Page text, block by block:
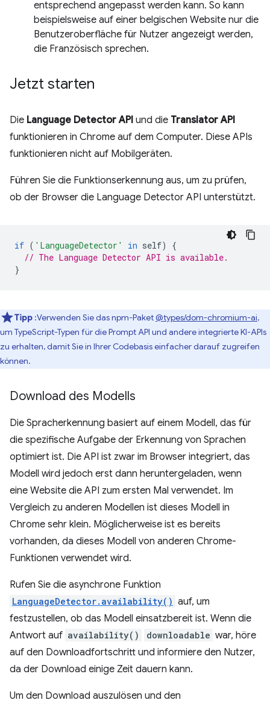
entsprechend angepasst werden kann. So kann
beispielsweise auf einer belgischen Website nur die
Benutzeroberfläche für Nutzer angezeigt werden,
die Französisch sprechen.
Jetzt starten
Die Language Detector API und die Translator API
funktionieren in Chrome auf dem Computer. Diese APIs
funktionieren nicht auf Mobilgeräten.
Führen Sie die Funktionserkennung aus, um zu prüfen,
ob der Browser die Language Detector API unterstützt.
if ( 'LanguageDetector' in self)
{
// The Language Detector API is available.
}
Tipp :Verwenden Sie das npm-Paket@types/dom-chromium-ai,
um TypeScript-Typen für die Prompt API und andere integrierte KI-APIs
zu erhalten, damit Sie in Ihrer Codebasis einfacher darauf zugreifen
können.
Download des Modells
Die Spracherkennung basiert auf einem Modell, das für
die spezifische Aufgabe der Erkennung von Sprachen
optimiert ist. Die API ist zwar im Browser integriert, das
Modell wird jedoch erst dann heruntergeladen, wenn
eine Website die API zum ersten Mal verwendet. Im
Vergleich zu anderen Modellen ist dieses Modell in
Chrome sehr klein. Möglicherweise ist es bereits
vorhanden, da dieses Modell von anderen Chrome-
Funktionen verwendet wird.
Rufen Sie die asynchrone Funktion
LanguageDetector.availability() auf, um
festzustellen, ob das Modell einsatzbereit ist. Wenn die
Antwort auf availability() downloadable war, höre
auf den Downloadfortschritt und informiere den Nutzer,
da der Download einige Zeit dauern kann.
Um den Download auszulösen und den